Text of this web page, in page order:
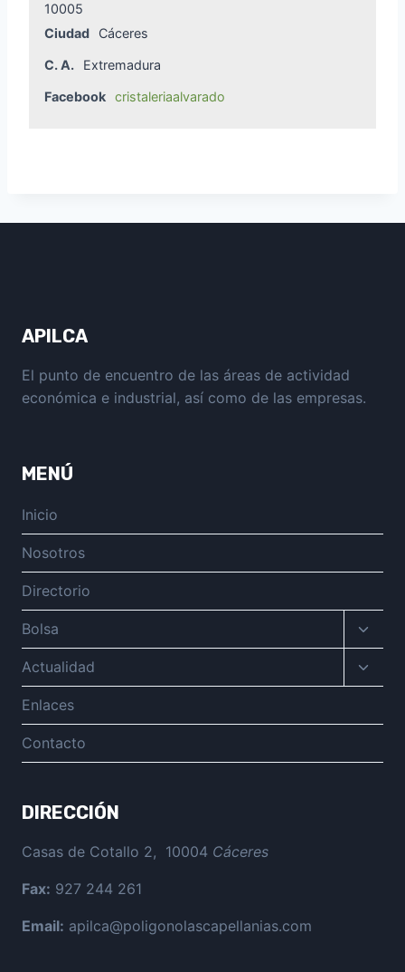
10005
Ciudad
Cáceres
C. A. Extremadura
Facebook cristaleriaalvarado
APILCA
El punto de encuentro de las áreas de actividad
económica e industrial, así como de las empresas.
MENÚ
Inicio
Nosotros
Directorio
Bolsa
menú
hijo
Actualidad
menú
Enlaces
Contacto
DIRECCIÓN
Casas de Cotallo 2, 10004 Cáceres
Fax: 927 244 261
Email: apilca@poligonolascapellanias.com